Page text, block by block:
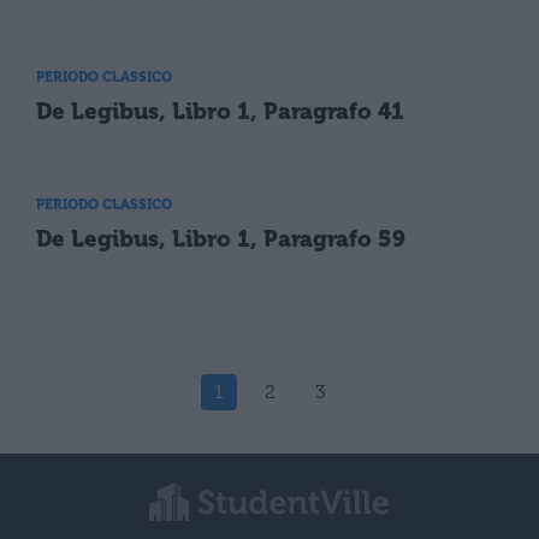
PERIODO CLASSICO
De Legibus, Libro 1, Paragrafo 41
PERIODO CLASSICO
De Legibus, Libro 1, Paragrafo 59
1 2 3